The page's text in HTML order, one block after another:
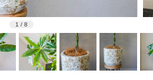
1 / 8